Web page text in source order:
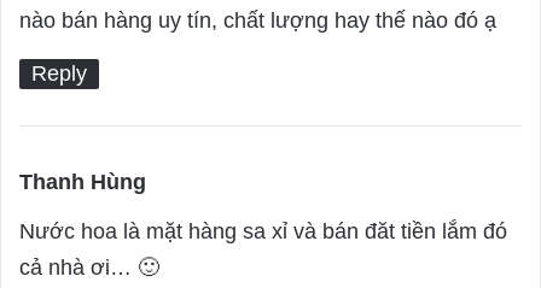
s
nào bán hàng uy tín, chất lượng hay thế nào đó ạ
Reply
Thanh Hùng
y
Nước hoa là mặt hàng sa xỉ và bán đăt tiền lắm đó
cả nhà ơi… 🙂